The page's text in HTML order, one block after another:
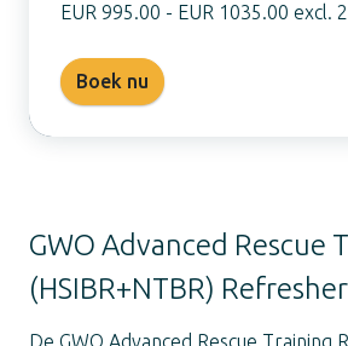
EUR 995.00 - EUR 1035.00 excl.
Boek nu
GWO Advanced Rescue
(HSIBR+NTBR) Refresher
De GWO Advanced Rescue Training